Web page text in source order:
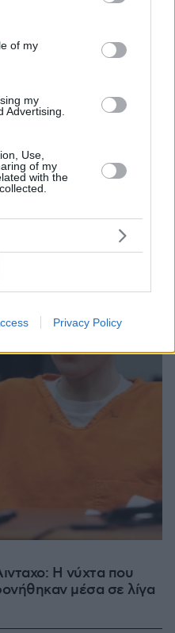
and its third-party tags to
purposes in below Google
of my
my
Advertising.
Use,
of my
with the
Privacy Policy
Ελλάδα
Μην τις
λένε οι ειδικοί
Η νύχτα που
μέσα σε λίγα